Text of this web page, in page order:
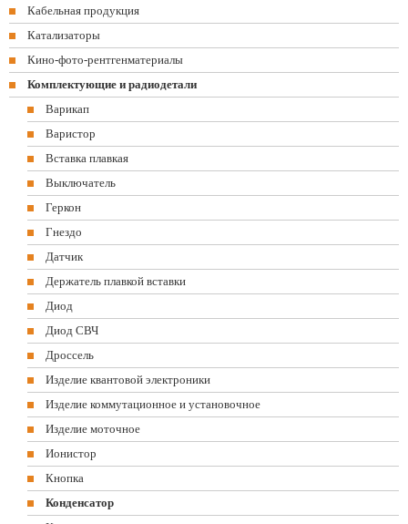
Кабельная продукция
Катализаторы
Кино-фото-рентгенматериалы
Комплектующие и радиодетали
Варикап
Варистор
Вставка плавкая
Выключатель
Геркон
Гнездо
Датчик
Держатель плавкой вставки
Диод
Диод СВЧ
Дроссель
Изделие квантовой электроники
Изделие коммутационное и установочное
Изделие моточное
Ионистор
Кнопка
Конденсатор